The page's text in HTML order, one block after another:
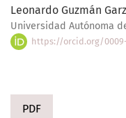
Leonardo Guzmán
Universidad Autónoma
https://orcid.org/0009-
PDF